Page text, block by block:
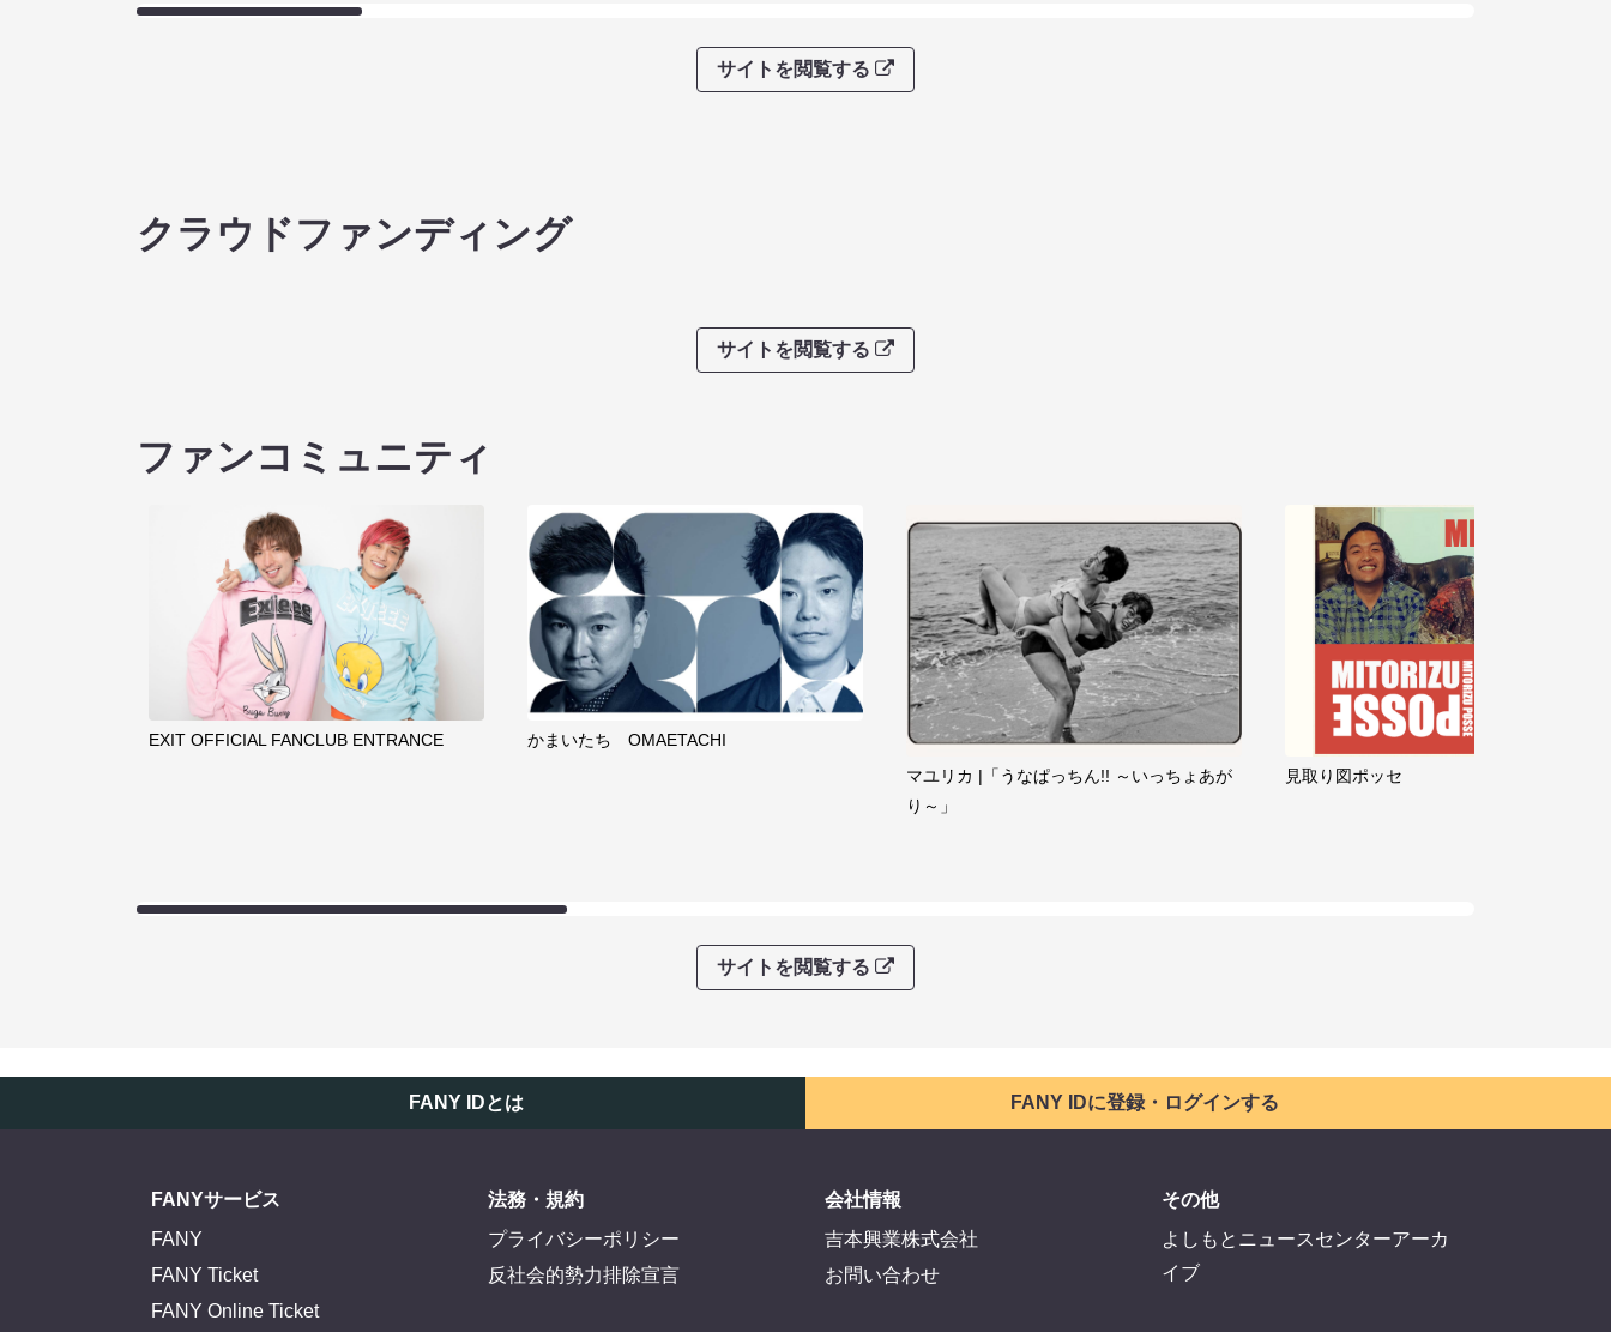
サイトを閲覧する
クラウドファンディング
サイトを閲覧する
ファンコミュニティ
EXIT OFFICIAL FANCLUB ENTRANCE
かまいたち OMAETACHI
マユリカ |「うなぱっちん!! ～いっちょあが
り～」
見取り図ポッセ
サイトを閲覧する
FANY IDとは FANY IDに登録・ログインする
FANYサービス
FANY
FANY Ticket
FANY Online Ticket
法務・規約
プライバシーポリシー
反社会的勢力排除宣言
会社情報
吉本興業株式会社
お問い合わせ
その他
よしもとニュースセンターアーカ
イブ